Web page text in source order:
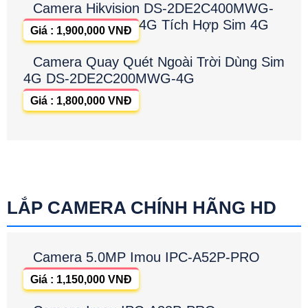
Camera Hikvision DS-2DE2C400MWG-
4G Tích Hợp Sim 4G
Giá : 1,900,000 VNĐ
Camera Quay Quét Ngoài Trời Dùng Sim
4G DS-2DE2C200MWG-4G
Giá : 1,800,000 VNĐ
LẮP CAMERA CHÍNH HÃNG HD
Camera 5.0MP Imou IPC-A52P-PRO
Giá : 1,150,000 VNĐ